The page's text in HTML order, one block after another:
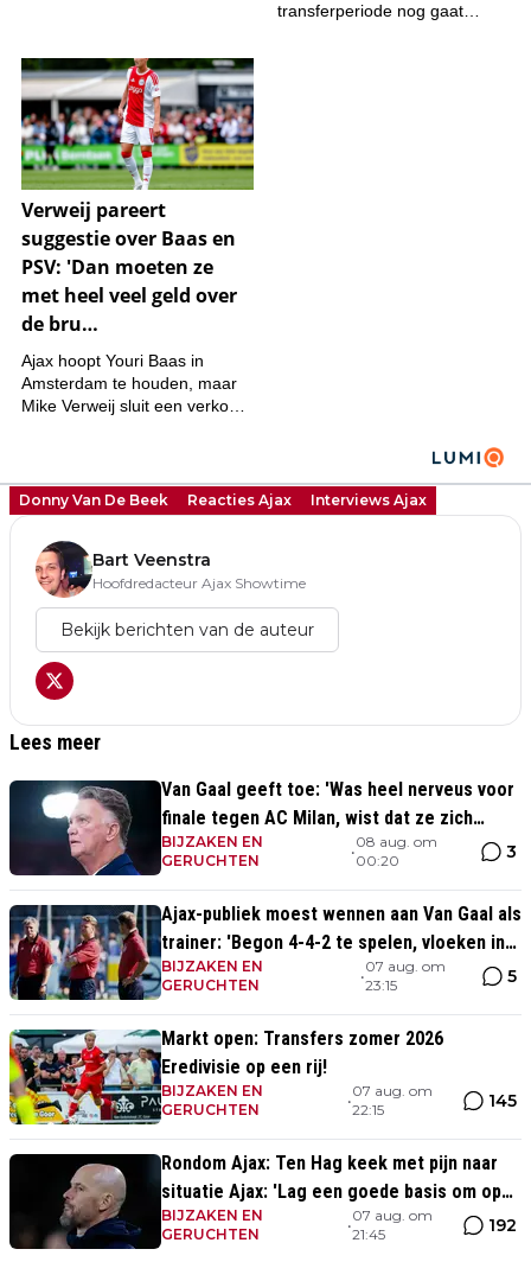
Donny Van De Beek Reacties Ajax Interviews Ajax
Bart Veenstra
Hoofdredacteur Ajax Showtime
Bekijk berichten van de auteur
Lees meer
Van Gaal geeft toe: 'Was heel nerveus voor
finale tegen AC Milan, wist dat ze zich
zouden aanpassen'
BIJZAKEN EN
GERUCHTEN
•
08 aug. om
00:20
3
Ajax-publiek moest wennen aan Van Gaal als
trainer: 'Begon 4-4-2 te spelen, vloeken in
de kerk'
BIJZAKEN EN
GERUCHTEN
•
07 aug. om
23:15
5
Markt open: Transfers zomer 2026
Eredivisie op een rij!
BIJZAKEN EN
GERUCHTEN
•
07 aug. om
22:15
145
Rondom Ajax: Ten Hag keek met pijn naar
situatie Ajax: 'Lag een goede basis om op
voort te borduren'
BIJZAKEN EN
GERUCHTEN
•
07 aug. om
21:45
192